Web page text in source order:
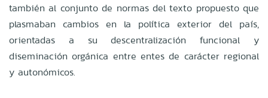
también al conjunto de normas del texto propuesto que
plasmaban cambios en la política exterior del país,
orientadas a su descentralización funcional y
diseminación orgánica entre entes de carácter regional
y autonómicos.